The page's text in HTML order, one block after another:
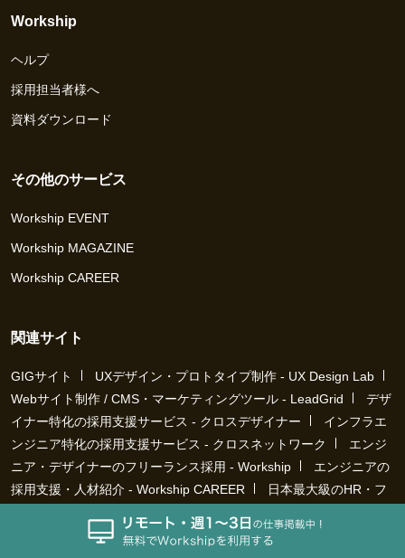
Workship
ヘルプ
採用担当者様へ
資料ダウンロード
その他のサービス
Workship EVENT
Workship MAGAZINE
Workship CAREER
関連サイト
GIGサイト
UXデザイン・プロトタイプ制作 - UX Design Lab
Webサイト制作 / CMS・マーケティングツール - LeadGrid
デザ
イナー特化の採用支援サービス - クロスデザイナー
インフラエ
ンジニア特化の採用支援サービス - クロスネットワーク
エンジ
ニア・デザイナーのフリーランス採用 - Workship
エンジニアの
採用支援・人材紹介 - Workship CAREER
日本最大級のHR・フ
ティング総合パートナー - コンマルク